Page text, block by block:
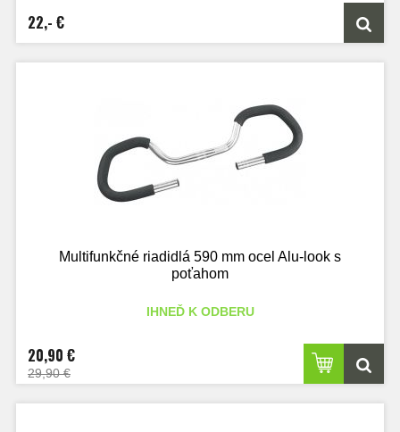
22,- €
Multifunkčné riadidlá 590 mm ocel Alu-look s
poťahom
IHNEĎ K ODBERU
20,90 €
29,90 €